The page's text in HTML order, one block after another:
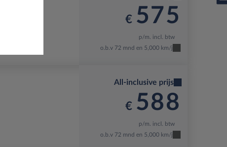
€ 575
p/m. incl. btw
o.b.v 72 mnd en 5,000 km/j
All-inclusive prijs
€ 588
p/m. incl. btw
o.b.v 72 mnd en 5,000 km/j